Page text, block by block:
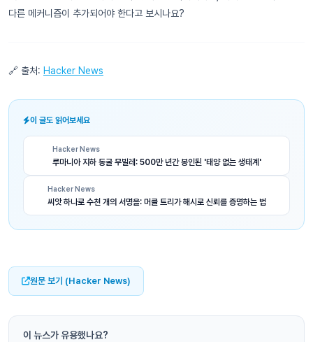
다른 메커니즘이 추가되어야 한다고 보시나요?
🔗 출처: Hacker News
이 글도 읽어보세요
Hacker News
루마니아 지하 동굴 무빌레: 500만 년간 봉인된 '태양 없는 생태계'
Hacker News
씨앗 하나로 수천 개의 서명을: 머클 트리가 해시로 신뢰를 증명하는 법
원문 보기 (Hacker News)
이 뉴스가 유용했나요?